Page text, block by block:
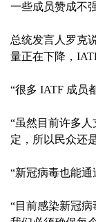
一些成员赞成不
总统发言人罗克
量正在下降，
“很多 IATF 成员
“虽然目前许多
定，所以民众还
“新冠病毒也能
“目前感染新冠病